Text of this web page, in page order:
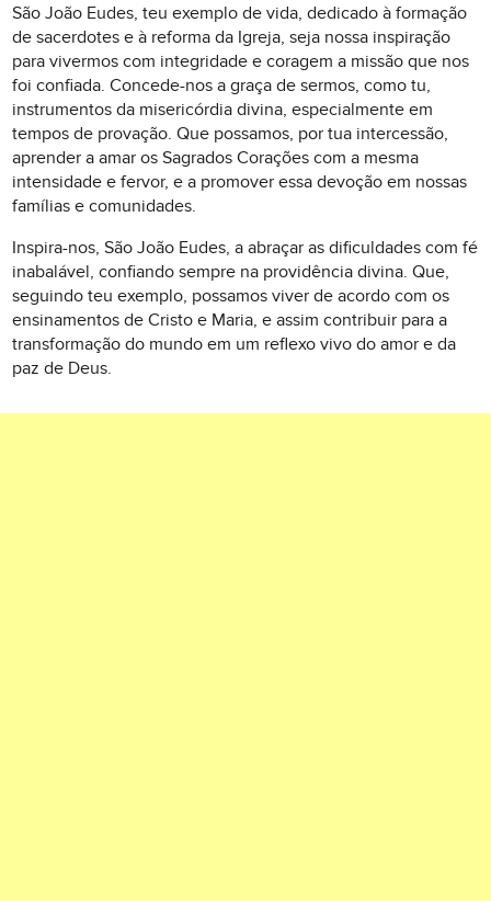
São João Eudes, teu exemplo de vida, dedicado à formação
de sacerdotes e à reforma da Igreja, seja nossa inspiração
para vivermos com integridade e coragem a missão que nos
foi confiada. Concede-nos a graça de sermos, como tu,
instrumentos da misericórdia divina, especialmente em
tempos de provação. Que possamos, por tua intercessão,
aprender a amar os Sagrados Corações com a mesma
intensidade e fervor, e a promover essa devoção em nossas
famílias e comunidades.
Inspira-nos, São João Eudes, a abraçar as dificuldades com fé
inabalável, confiando sempre na providência divina. Que,
seguindo teu exemplo, possamos viver de acordo com os
ensinamentos de Cristo e Maria, e assim contribuir para a
transformação do mundo em um reflexo vivo do amor e da
paz de Deus.